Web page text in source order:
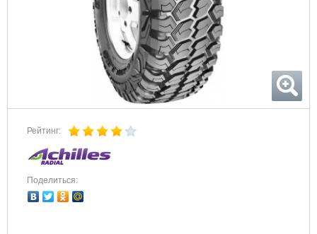
Рейтинг:
Поделиться: